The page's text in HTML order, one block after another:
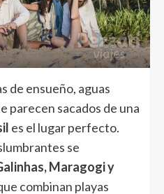
de ensueño, aguas
parecen sacados de una
es el lugar perfecto.
se
Maragogi y
combinan playas